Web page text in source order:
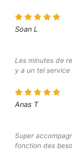
Soan L
Les minutes de
y a un tel
Anas T
Super
fonction des